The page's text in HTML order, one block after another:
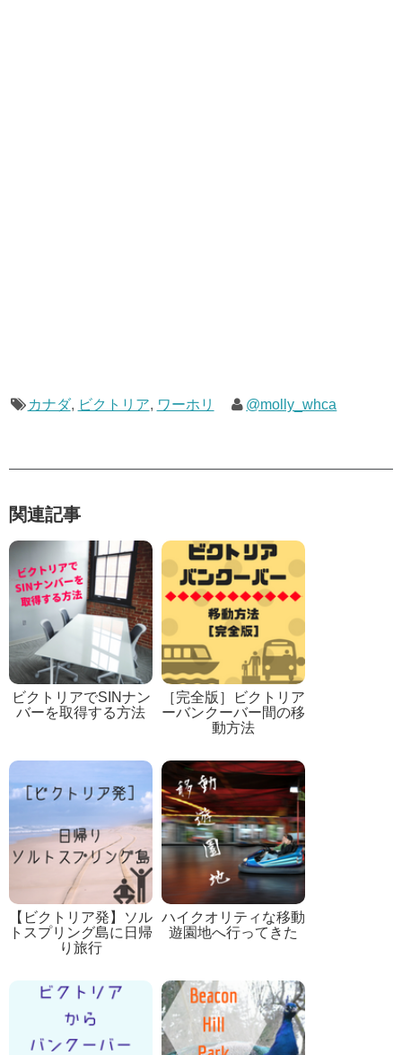
カナダ, ビクトリア, ワーホリ @molly_whca
関連記事
ビクトリアでSINナン
バーを取得する方法
［完全版］ビクトリア
ーバンクーバー間の移
動方法
【ビクトリア発】ソル
トスプリング島に日帰
り旅行
ハイクオリティな移動
遊園地へ行ってきた